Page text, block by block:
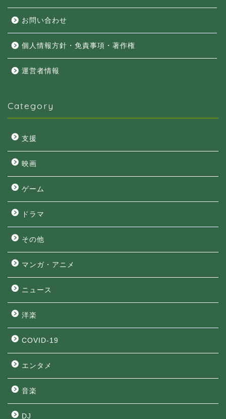
お問い合わせ
個人情報方針・免責事項・著作権
運営者情報
Category
支援
映画
ゲーム
ドラマ
その他
マンガ・アニメ
ニュース
洋楽
COVID-19
エンタメ
音楽
DJ